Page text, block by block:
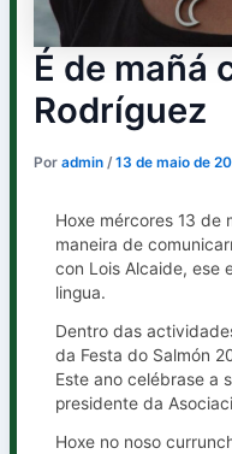
É de mañá
Rodríguez
Poradmin/13 de maio de
Hoxe mércores 13 de
maneira de
con Lois Alcaide, ese
lingua.
Dentro das
da Festa do Salmón
Este ano celébrase a
presidente da
Hoxe no noso